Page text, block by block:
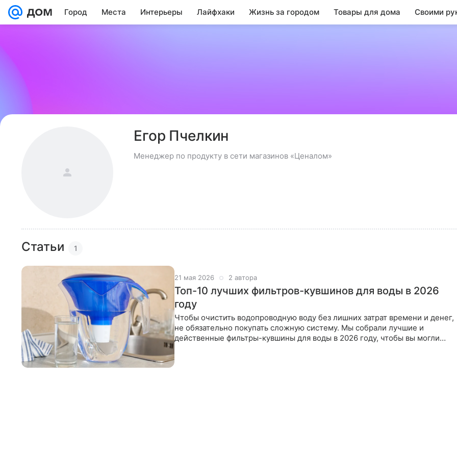
Город Места Интерьеры Лайфхаки Жизнь за городом Товары для дома Своими
Егор Пчелкин
Менеджер по продукту в сети магазинов «Ценалом»
Статьи 1
21 мая 2026 2 автора
Топ-10 лучших фильтров-кувшинов для воды в 2026
году
Чтобы очистить водопроводную воду без лишних затрат времени и денег,
не обязательно покупать сложную систему. Мы собрали лучшие и
действенные фильтры-кувшины для воды в 2026 году, чтобы вы могли